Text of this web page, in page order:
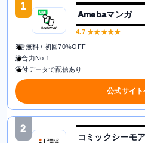
1
Amebaマンガ
4.7★★★★★
3話無料 / 初回70%OFF
総合力No.1
添付データで配信あり
公式サイト
2
コミックシーモア